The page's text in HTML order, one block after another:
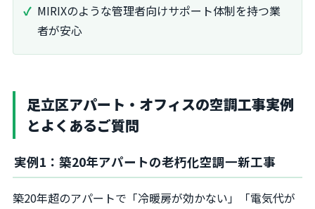
MIRIXのような管理者向けサポート体制を持つ業
者が安心
足立区アパート・オフィスの空調工事実例
とよくあるご質問
実例1：築20年アパートの老朽化空調一新工事
築20年超のアパートで「冷暖房が効かない」「電気代が